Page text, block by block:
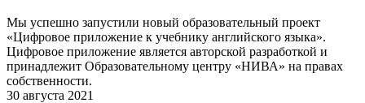
Мы успешно запустили новый образовательный проект
«Цифровое приложение к учебнику английского языка».
Цифровое приложение является авторской разработкой и
принадлежит Образовательному центру «НИВА» на правах
собственности.
30 августа 2021